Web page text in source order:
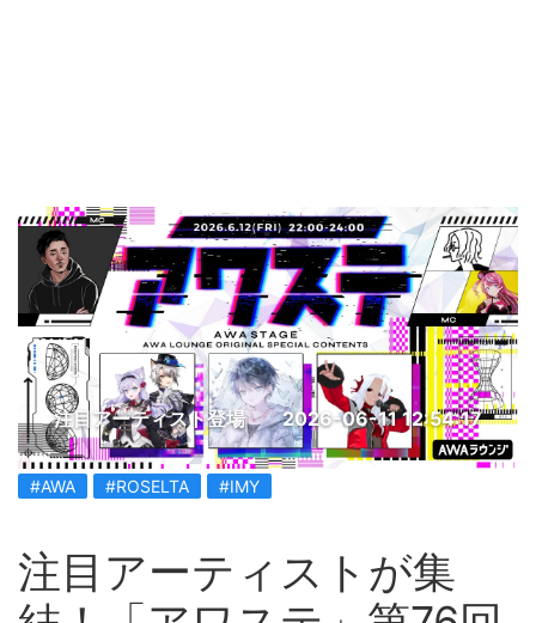
注目アーティスト登場 2026-06-11 12:54:17
#AWA #ROSELTA #IMY
注目アーティストが集